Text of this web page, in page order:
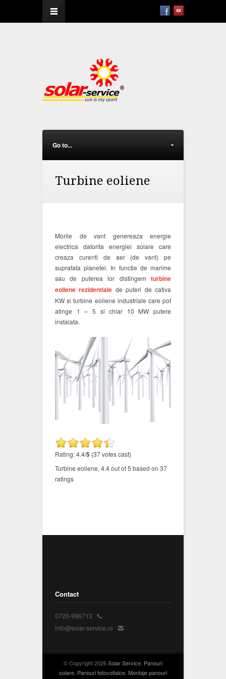
Go to...
Turbine eoliene
Morile de vant genereaza energie
electrica datorita energiei solare care
creaza curenti de aer (de vant) pe
suprafata planetei. In functie de marime
sau de puterea lor distingem turbine
eoliene rezidentiale de puteri de cativa
KW si turbine eoliene industriale care pot
atinge 1 – 5 si chiar 10 MW putere
instalata.
Rating: 4.4/5 (37 votes cast)
Turbine eoliene, 4.4out of5 based on 37
ratings
Contact
0720-996713
info@solar-service.ro
© Copyright 2026Solar Service. Panouri
solare. Panouri fotovoltaice. Montaje panouri